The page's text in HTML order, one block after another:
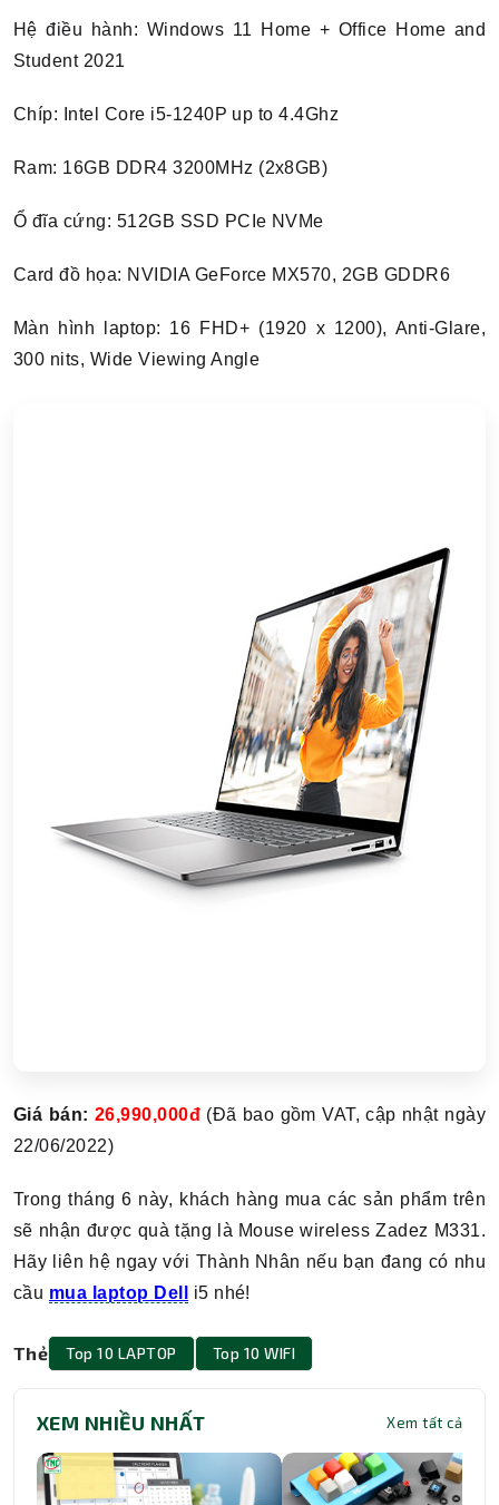
Hệ điều hành: Windows 11 Home + Office Home and
Student 2021
Chíp: Intel Core i5-1240P up to 4.4Ghz
Ram: 16GB DDR4 3200MHz (2x8GB)
Ổ đĩa cứng: 512GB SSD PCIe NVMe
Card đồ họa: NVIDIA GeForce MX570, 2GB GDDR6
Màn hình laptop: 16 FHD+ (1920 x 1200), Anti-Glare,
300 nits, Wide Viewing Angle
Giá bán: 26,990,000đ (Đã bao gồm VAT, cập nhật ngày
22/06/2022)
Trong tháng 6 này, khách hàng mua các sản phẩm trên
sẽ nhận được quà tặng là Mouse wireless Zadez M331.
Hãy liên hệ ngay với Thành Nhân nếu bạn đang có nhu
cầu mua laptop Dell i5 nhé!
Thẻ Top 10 LAPTOP Top 10 WIFI
XEM NHIỀU NHẤT Xem tất cả